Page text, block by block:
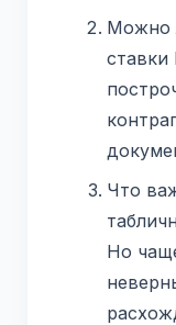
Можно
Что
Но